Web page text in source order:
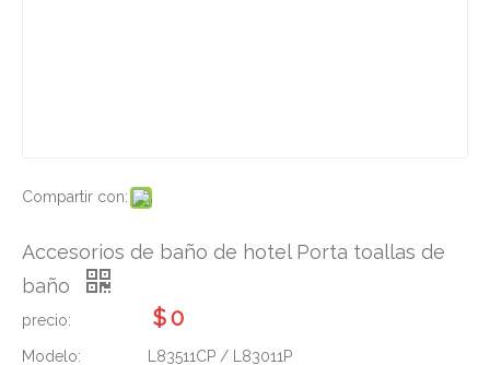
Compartir con:
Accesorios de baño de hotel Porta toallas de
baño
precio: $0
Modelo:
L83511CP / L83011P